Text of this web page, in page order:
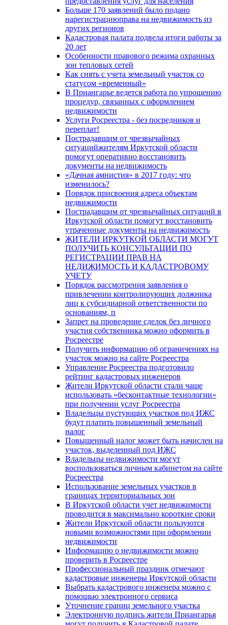
Больше 170 заявлений было подано
нарегистрациюправа на недвижимость из
других регионов
Кадастровая палата подвела итоги работы за
20 лет
Особенности правового режима охранных
зон тепловых сетей
Как снять с учета земельный участок со
статусом «временный»
В Приангарье ведется работа по упрощению
процедур, связанных с оформлением
недвижимости
Услуги Росреестра - без посредников и
переплат!
Пострадавшим от чрезвычайных
ситуацийжителям Иркутской области
помогут оперативно восстановить
документы на недвижимость
«Дачная амнистия» в 2017 году: что
изменилось?
Порядок присвоения адреса объектам
недвижимости
Пострадавшим от чрезвычайных ситуаций в
Иркутской области помогут восстановить
утраченные документы на недвижимость
ЖИТЕЛИ ИРКУТКОЙ ОБЛАСТИ МОГУТ
ПОЛУЧИТЬ КОНСУЛЬТАЦИИ ПО
РЕГИСТРАЦИИ ПРАВ НА
НЕДИЖИМОСТЬ И КАДАСТРОВОМУ
УЧЕТУ
Порядок рассмотрения заявления о
привлечении контролирующих должника
лиц к субсидиарной ответственности по
основаниям, п
Запрет на проведение сделок без личного
участия собственника можно оформить в
Росреестре
Получить информацию об ограничениях на
участок можно на сайте Росреестра
Управление Росреестра подготовило
рейтинг кадастровых инженеров
Жители Иркутской области стали чаще
использовать «бесконтактные технологии»
при получении услуг Росреестра
Владельцы пустующих участков под ИЖС
будут платить повышенный земельный
налог
Повышенный налог может быть начислен на
участок, выделенный под ИЖС
Владельцы недвижимости могут
воспользоваться личным кабинетом на сайте
Росреестра
Использование земельных участков в
границах территориальных зон
В Иркутской области учет недвижимости
проводится в максимально короткие сроки
Жители Иркутской области пользуются
новыми возможностями при оформлении
недвижимости
Информацию о недвижимости можно
проверить в Росреестре
Профессиональный праздник отмечают
кадастровые инженеры Иркутской области
Выбрать кадастрового инженера можно с
помощью электронного сервиса
Уточнение границ земельного участка
Электронную подпись жители Приангарья